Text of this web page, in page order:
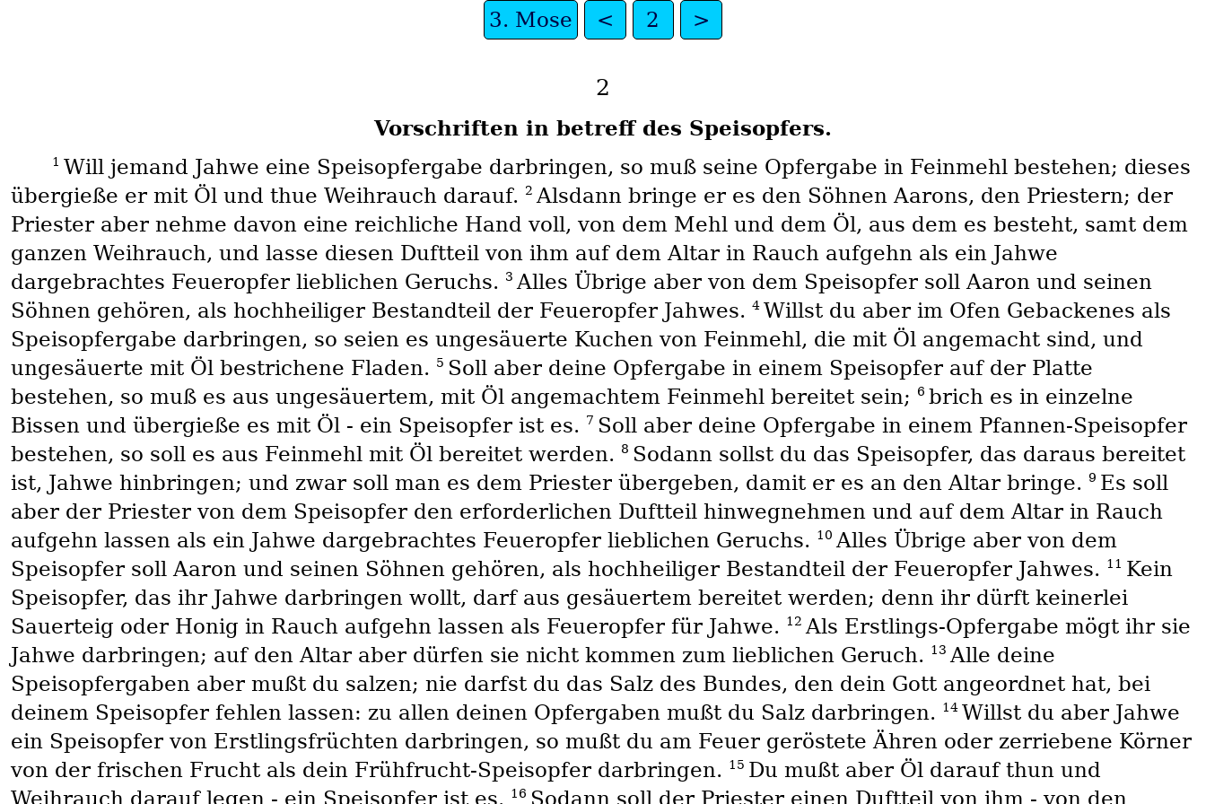
3. Mose < 2 >
2
Vorschriften in betreff des Speisopfers.
1 Will jemand Jahwe eine Speisopfergabe darbringen, so muß seine Opfergabe in Feinmehl bestehen; dieses
übergieße er mit Öl und thue Weihrauch darauf. 2 Alsdann bringe er es den Söhnen Aarons, den Priestern; der
Priester aber nehme davon eine reichliche Hand voll, von dem Mehl und dem Öl, aus dem es besteht, samt dem
ganzen Weihrauch, und lasse diesen Duftteil von ihm auf dem Altar in Rauch aufgehn als ein Jahwe
dargebrachtes Feueropfer lieblichen Geruchs. 3 Alles Übrige aber von dem Speisopfer soll Aaron und seinen
Söhnen gehören, als hochheiliger Bestandteil der Feueropfer Jahwes. 4 Willst du aber im Ofen Gebackenes als
Speisopfergabe darbringen, so seien es ungesäuerte Kuchen von Feinmehl, die mit Öl angemacht sind, und
ungesäuerte mit Öl bestrichene Fladen. 5 Soll aber deine Opfergabe in einem Speisopfer auf der Platte
bestehen, so muß es aus ungesäuertem, mit Öl angemachtem Feinmehl bereitet sein;
6 brich es in einzelne
Bissen und übergieße es mit Öl - ein Speisopfer ist es. 7 Soll aber deine Opfergabe in einem Pfannen-Speisopfer
bestehen, so soll es aus Feinmehl mit Öl bereitet werden. 8 Sodann sollst du das Speisopfer, das daraus bereitet
ist, Jahwe hinbringen; und zwar soll man es dem Priester übergeben, damit er es an den Altar bringe. 9 Es soll
aber der Priester von dem Speisopfer den erforderlichen Duftteil hinwegnehmen und auf dem Altar in Rauch
aufgehn lassen als ein Jahwe dargebrachtes Feueropfer lieblichen Geruchs. 10 Alles Übrige aber von dem
Speisopfer soll Aaron und seinen Söhnen gehören, als hochheiliger Bestandteil der Feueropfer Jahwes. 11 Kein
Speisopfer, das ihr Jahwe darbringen wollt, darf aus gesäuertem bereitet werden; denn ihr dürft keinerlei
Sauerteig oder Honig in Rauch aufgehn lassen als Feueropfer für Jahwe. 12 Als Erstlings-Opfergabe mögt ihr sie
Jahwe darbringen; auf den Altar aber dürfen sie nicht kommen zum lieblichen Geruch. 13 Alle deine
Speisopfergaben aber mußt du salzen; nie darfst du das Salz des Bundes, den dein Gott angeordnet hat, bei
deinem Speisopfer fehlen lassen: zu allen deinen Opfergaben mußt du Salz darbringen. 14 Willst du aber Jahwe
ein Speisopfer von Erstlingsfrüchten darbringen, so mußt du am Feuer geröstete Ähren oder zerriebene Körner
von der frischen Frucht als dein Frühfrucht-Speisopfer darbringen. 15 Du mußt aber Öl darauf thun und
Weihrauch darauf legen - ein Speisopfer ist es.
16 Sodann soll der Priester einen Duftteil von ihm - von den